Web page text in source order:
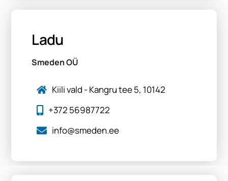
Ladu
Smeden OÜ
Kiili vald - Kangru tee 5, 10142
+372 56987722
info@smeden.ee